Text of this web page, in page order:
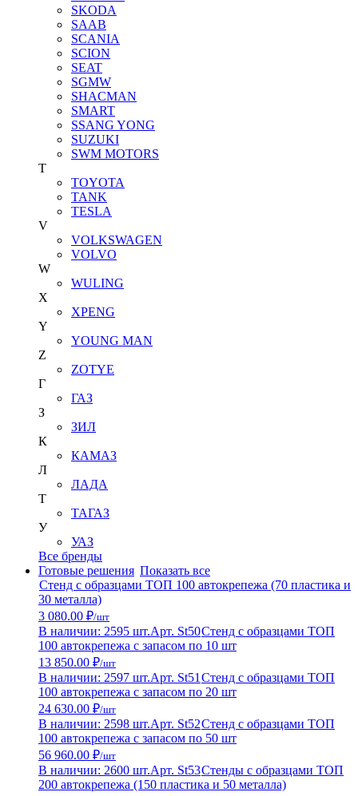
SKODA
SAAB
SCANIA
SCION
SEAT
SGMW
SHACMAN
SMART
SSANG YONG
SUZUKI
SWM MOTORS
T
TOYOTA
TANK
TESLA
V
VOLKSWAGEN
VOLVO
W
WULING
X
XPENG
Y
YOUNG MAN
Z
ZOTYE
Г
ГАЗ
З
ЗИЛ
К
КАМАЗ
Л
ЛАДА
Т
ТАГАЗ
У
УАЗ
Все бренды
Готовые решения Показать все
Стенд с образцами ТОП 100 автокрепежа (70 пластика и
30 металла)
3 080.00 ₽/шт
В наличии: 2595 шт.Арт. St50Стенд с образцами ТОП
100 автокрепежа с запасом по 10 шт
13 850.00 ₽/шт
В наличии: 2597 шт.Арт. St51 Стенд с образцами ТОП
100 автокрепежа с запасом по 20 шт
24 630.00 ₽/шт
В наличии: 2598 шт.Арт. St52Стенд с образцами ТОП
100 автокрепежа с запасом по 50 шт
56 960.00 ₽/шт
В наличии: 2600 шт.Арт. St53Стенды с образцами ТОП
200 автокрепежа (150 пластика и 50 металла)